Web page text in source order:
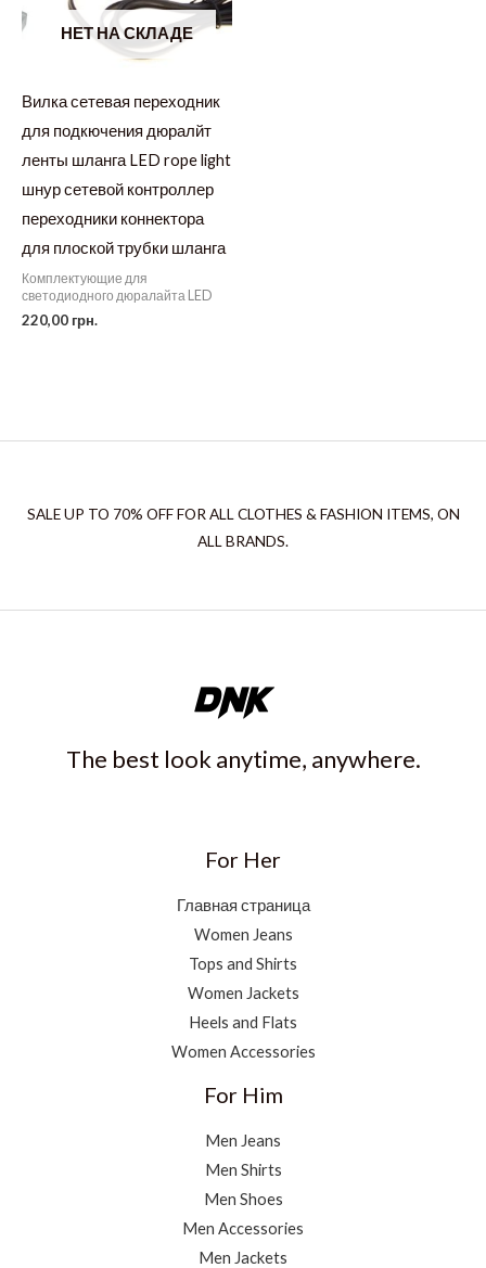
НЕТ НА СКЛАДЕ
Вилка сетевая переходник
для подкючения дюралйт
ленты шланга LED rope light
шнур сетевой контроллер
переходники коннектора
для плоской трубки шланга
Комплектующие для
светодиодного дюралайта LED
220,00 грн.
SALE UP TO 70% OFF FOR ALL CLOTHES & FASHION ITEMS, ON
ALL BRANDS.
The best look anytime, anywhere.
For Her
Главная страница
Women Jeans
Tops and Shirts
Women Jackets
Heels and Flats
Women Accessories
For Him
Men Jeans
Men Shirts
Men Shoes
Men Accessories
Men Jackets